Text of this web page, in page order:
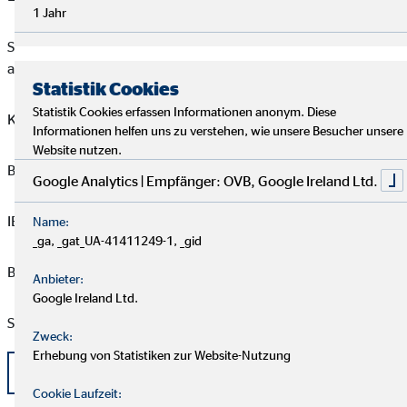
Sie können die Arbeit der Kindertagesstätte mit einer Spende
auf das Spendenkonto unterstützen:
Kontoinhaber: Gemeindeverband Hochstift Paderborn
BANK: Bank für Kirche und Caritas
IBAN: DE96 4726 0307 0016 7601 00
BIC: GENODEM1BKC
Stichwort: »Spende Kita Godelheim/ OVB«
1 Jahr
Statistik Cookies
Statistik Cookies erfassen Informationen anonym. Diese
Informationen helfen uns zu verstehen, wie unsere Besucher unsere
Website nutzen.
Google Analytics | Empfänger: OVB, Google Ireland Ltd.
Name:
_ga, _gat_UA-41411249-1, _gid
Anbieter:
Google Ireland Ltd.
Zweck:
Erhebung von Statistiken zur Website-Nutzung
Cookie Laufzeit: